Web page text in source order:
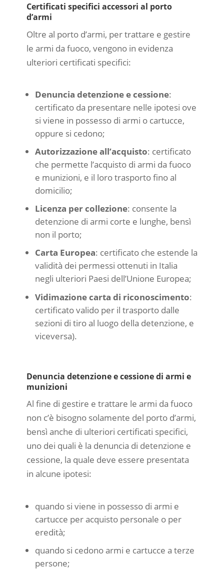
Certificati specifici accessori al porto
d’armi
Oltre al porto d’armi, per trattare e gestire
le armi da fuoco, vengono in evidenza
ulteriori certificati specifici:
Denuncia detenzione e cessione:
certificato da presentare nelle ipotesi ove
si viene in possesso di armi o cartucce,
oppure si cedono;
Autorizzazione all’acquisto: certificato
che permette l’acquisto di armi da fuoco
e munizioni, e il loro trasporto fino al
domicilio;
Licenza per collezione: consente la
detenzione di armi corte e lunghe, bensì
non il porto;
Carta Europea: certificato che estende la
validità dei permessi ottenuti in Italia
negli ulteriori Paesi dell’Unione Europea;
Vidimazione carta di riconoscimento:
certificato valido per il trasporto dalle
sezioni di tiro al luogo della detenzione, e
viceversa).
Denuncia detenzione e cessione di armi e
munizioni
Al fine di gestire e trattare le armi da fuoco
non c’è bisogno solamente del porto d’armi,
bensì anche di ulteriori certificati specifici,
uno dei quali è la denuncia di detenzione e
cessione, la quale deve essere presentata
in alcune ipotesi:
quando si viene in possesso di armi e
cartucce per acquisto personale o per
eredità;
quando si cedono armi e cartucce a terze
persone;